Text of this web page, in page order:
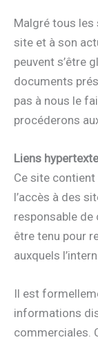
Malgré tous les
site et à son
peuvent s’être
documents
pas à nous le
procéderons
Liens
Ce site
l’accès à des
responsable de
être tenu pour
auxquels
Il est
informations
commerciales.